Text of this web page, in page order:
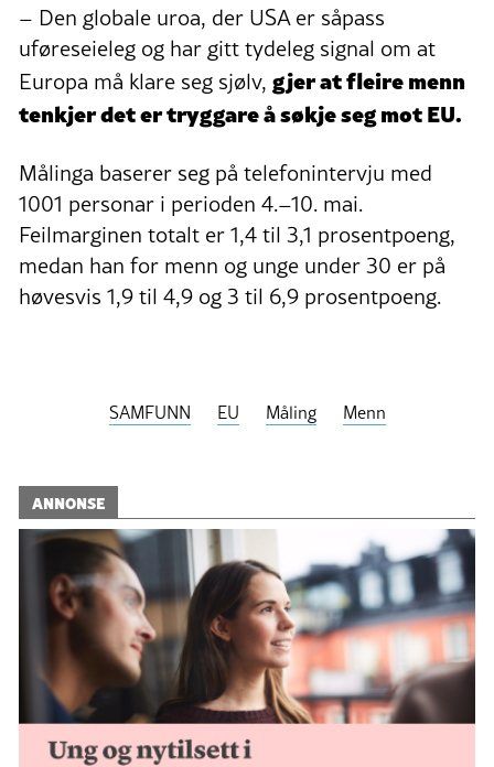
– Den globale uroa, der USA er såpass
uføreseieleg og har gitt tydeleg signal om at
Europa må klare seg sjølv, gjer at fleire menn
tenkjer det er tryggare å søkje seg mot EU.
Målinga baserer seg på telefonintervju med
1001 personar i perioden 4.–10. mai.
Feilmarginen totalt er 1,4 til 3,1 prosentpoeng,
medan han for menn og unge under 30 er på
høvesvis 1,9 til 4,9 og 3 til 6,9 prosentpoeng.
SAMFUNN EU Måling Menn
ANNONSE